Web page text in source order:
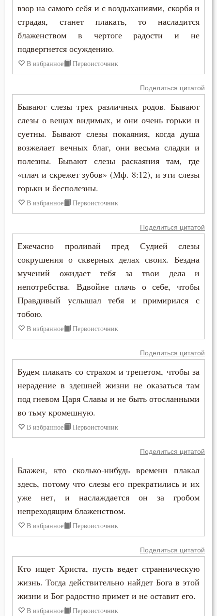
Истина
Клятва
Кощунство
Красота
Крест
Крещение
Крещение Господне
Кротость
Лесть
Лицемерие
Любовь Божия
Месть
Милостыня
Мир
Молитва
Монах
Мощи
Никита Стифат
Никифор Уединенник
Никодим Святогорец
Николай Сербский
Никон Оптинский (Беляев)
Нил Сорский
Паисий (Величковский)
Петр Дамаскин
Петр Московский
Поликарп Смирнский
Серафим Саровский
Силуан Афонский
Симеон Благоговейный
Симеон Новый Богослов
Тихон Задонский
Фалассий Ливийский
Феодорит Кирский
Феолипт Филадельфийский
Феофан Затворник
Феофилакт Болгарский
Филарет Московский (Дроздов)
взор на самого себя и с воздыханиями, скорбя и
страдая, станет плакать, то насладится
блаженством в чертоге радости и не
подвергнется осуждению.
В избранное Первоисточник
Поделиться цитатой
Бывают слезы трех различных родов. Бывают
слезы о вещах видимых, и они очень горьки и
суетны. Бывают слезы покаяния, когда душа
возжелает вечных благ, они весьма сладки и
полезны. Бывают слезы раскаяния там, где
«плач и скрежет зубов» (Мф. 8:12), и эти слезы
горьки и бесполезны.
В избранное Первоисточник
Поделиться цитатой
Ежечасно проливай пред Судией слезы
сокрушения о скверных делах своих. Бездна
мучений ожидает тебя за твои дела и
непотребства. Вдвойне плачь о себе, чтобы
Правдивый услышал тебя и примирился с
тобою.
В избранное Первоисточник
Поделиться цитатой
Будем плакать со страхом и трепетом, чтобы за
нерадение в здешней жизни не оказаться там
под гневом Царя Славы и не быть отосланными
во тьму кромешную.
В избранное Первоисточник
Поделиться цитатой
Блажен, кто сколько-нибудь времени плакал
здесь, потому что слезы его прекратились и их
уже нет, и наслаждается он за гробом
непреходящим блаженством.
В избранное Первоисточник
Поделиться цитатой
Кто ищет Христа, пусть ведет странническую
жизнь. Тогда действительно найдет Бога в этой
жизни и Бог радостно примет и не оставит его.
В избранное Первоисточник